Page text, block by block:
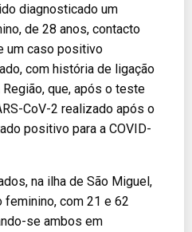
diagnosticado um
de 28 anos, contacto
um caso positivo
com história de ligação
que, após o teste
CoV-2 realizado após o
positivo para a COVID-
na ilha de São Miguel,
com 21 e 62
se ambos em